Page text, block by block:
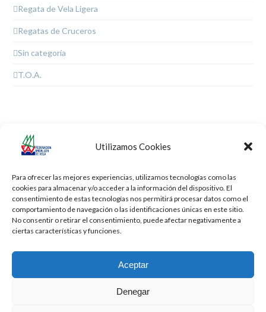
Utilizamos Cookies
Para ofrecer las mejores experiencias, utilizamos tecnologías como las
cookies para almacenar y/o acceder a la información del dispositivo. El
consentimiento de estas tecnologías nos permitirá procesar datos como el
comportamiento de navegación o las identificaciones únicas en este sitio.
No consentir o retirar el consentimiento, puede afectar negativamente a
ciertas características y funciones.
Aceptar
Denegar
Regata de Vela Ligera
Regatas de Cruceros
Sin categoría
T.O.A.
post:
post: